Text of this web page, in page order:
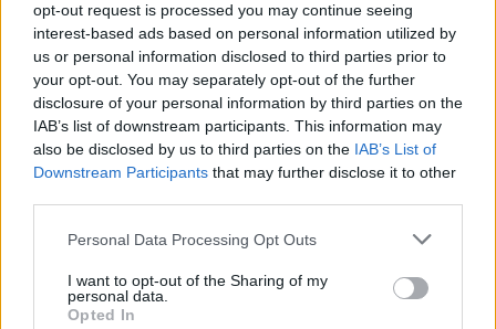
opt-out request is processed you may continue seeing
interest-based ads based on personal information utilized by
us or personal information disclosed to third parties prior to
your opt-out. You may separately opt-out of the further
disclosure of your personal information by third parties on the
IAB’s list of downstream participants. This information may
also be disclosed by us to third parties on the IAB’s List of
Downstream Participants that may further disclose it to other
Please note that this website/app uses one or more Google
not limited to your visit or usage behaviour. You may click to
grant or deny consent to Google and its third-party tags to
Personal Data Processing Opt Outs
I want to opt-out of the Sharing of my
personal data.
Opted In
egyikével (Botrytis, Geotrichum, Oidium,
Penicillium vagy Thamnidium) van dolgunk. Ha
ilyet észlelünk, azonnal dobjuk ki az ételt.
Fontos tudni, hogy vannak „jó“ penészgombák is.
Ezek az élelmiszer-előállítás szerves részét
képezik. Ilyenek például a Penicillium
nemzetséghez tartozó egyes fajok. Ezeknek
köszönhetjük a camembert, abrie
és a roquefort
sajtokat. Ezeket a penészgombákat gondosan